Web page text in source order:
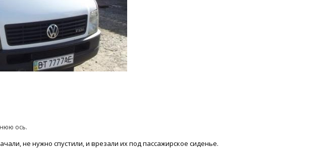
ось.
не нужно спустили, и врезали их под пассажирское сиденье.